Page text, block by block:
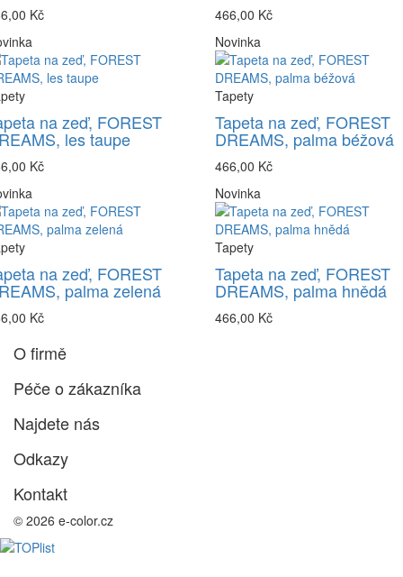
Kč
466,00 Kč
na zeď, FOREST
les taupe
Kč
Novinka
Tapety
Tapeta na zeď, FOREST
DREAMS, palma béžová
466,00 Kč
na zeď, FOREST
palma zelená
Kč
Novinka
Tapety
Tapeta na zeď, FOREST
DREAMS, palma hnědá
466,00 Kč
O firmě
Péče o zákazníka
Najdete nás
Odkazy
Kontakt
© 2026 e-color.cz